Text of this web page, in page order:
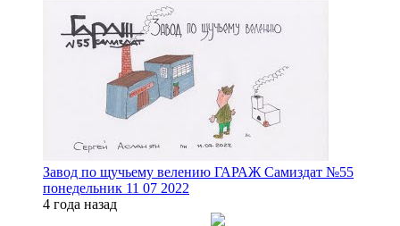
Завод по щучьему велению ГАРАЖ Самиздат №55
понедельник 11 07 2022
4 года назад